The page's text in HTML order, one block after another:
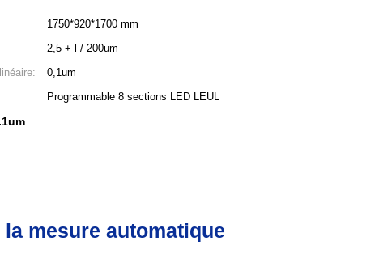
1750*920*1700 mm
2,5 + l / 200um
0,1um
Programmable 8 sections LED LEUL
mesure automatique